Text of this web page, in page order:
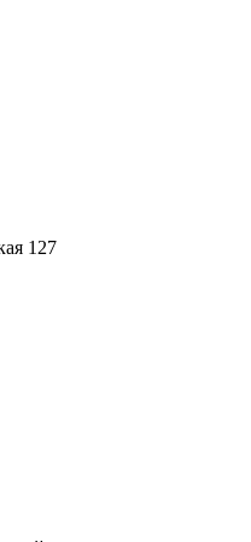
127